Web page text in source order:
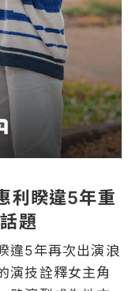
利睽違5年重
題
違5年再次出演浪
演技詮釋女主角